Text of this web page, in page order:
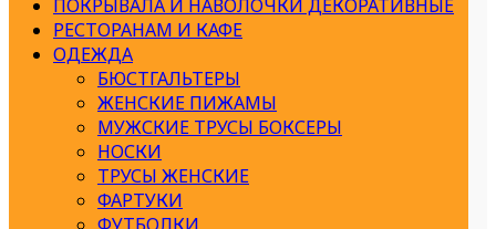
ПОКРЫВАЛА И НАВОЛОЧКИ ДЕКОРАТИВНЫЕ
РЕСТОРАНАМ И КАФЕ
ОДЕЖДА
БЮСТГАЛЬТЕРЫ
ЖЕНСКИЕ ПИЖАМЫ
МУЖСКИЕ ТРУСЫ БОКСЕРЫ
НОСКИ
ТРУСЫ ЖЕНСКИЕ
ФАРТУКИ